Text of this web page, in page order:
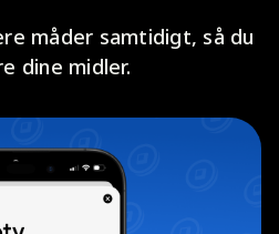
måder samtidigt, så du
dine midler.